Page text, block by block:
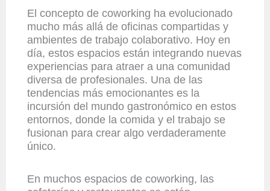
El concepto de coworking ha evolucionado
mucho más allá de oficinas compartidas y
ambientes de trabajo colaborativo. Hoy en
día, estos espacios están integrando nuevas
experiencias para atraer a una comunidad
diversa de profesionales. Una de las
tendencias más emocionantes es la
incursión del mundo gastronómico en estos
entornos, donde la comida y el trabajo se
fusionan para crear algo verdaderamente
único.
En muchos espacios de coworking, las